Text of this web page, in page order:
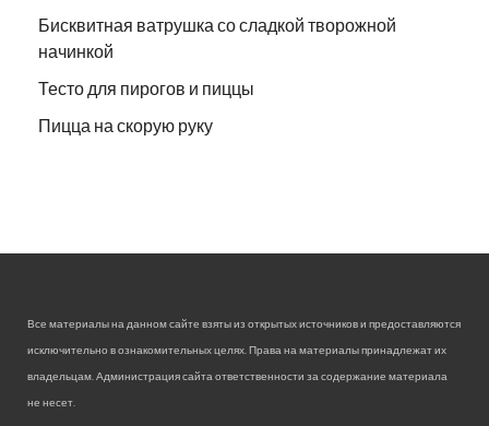
Бисквитная ватрушка со сладкой творожной
начинкой
Тесто для пирогов и пиццы
Пицца на скорую руку
Все материалы на данном сайте взяты из открытых источников и предоставляются
исключительно в ознакомительных целях. Права на материалы принадлежат их
владельцам. Администрация сайта ответственности за содержание материала
не несет.